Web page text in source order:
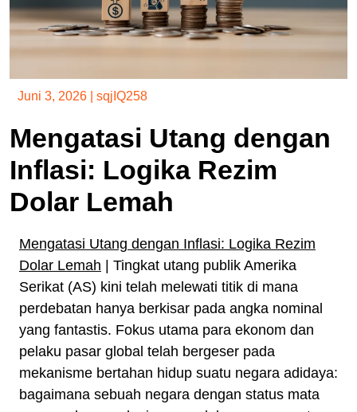
Juni 3, 2026 sqjIQ258
Mengatasi Utang dengan
Inflasi: Logika Rezim
Dolar Lemah
Mengatasi Utang dengan Inflasi: Logika Rezim
Dolar Lemah | Tingkat utang publik Amerika
Serikat (AS) kini telah melewati titik di mana
perdebatan hanya berkisar pada angka nominal
yang fantastis. Fokus utama para ekonom dan
pelaku pasar global telah bergeser pada
mekanisme bertahan hidup suatu negara adidaya:
bagaimana sebuah negara dengan status mata